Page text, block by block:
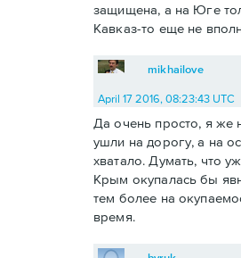
защищена, а на Юге
Кавказ-то еще не
mikhailove
April 17 2016, 08:23:43 UTC
Да очень просто, я же
ушли на дорогу, а на
хватало. Думать, что
Крым окупалась бы
тем более на
время.